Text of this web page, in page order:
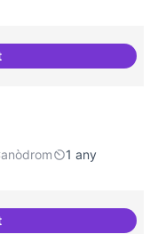
de podcast i twitch
1 any
FLOSS